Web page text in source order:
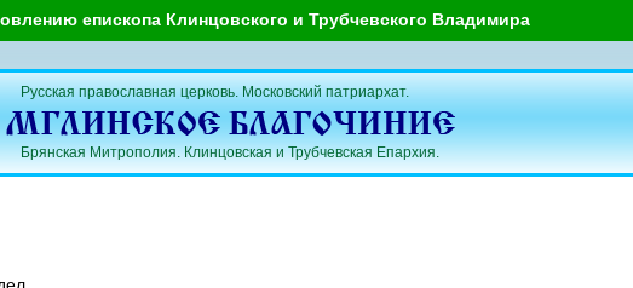
епископа Клинцовского и Трубчевского Владимира
Русская православная церковь. Московский патриархат.
Брянская Митрополия. Клинцовская и Трубчевская Епархия.